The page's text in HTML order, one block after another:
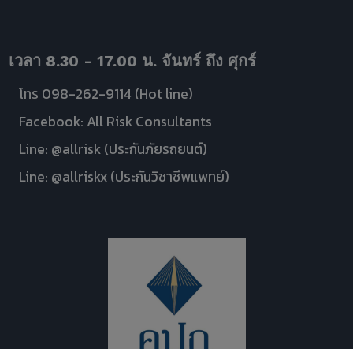
เวลา 8.30 - 17.00 น. จันทร์ ถึง ศุกร์
โทร 098-262-9114 (Hot line)
Facebook: All Risk Consultants
Line: @allrisk (ประกันภัยรถยนต์)
Line: @allriskx (ประกันวิชาชีพแพทย์)